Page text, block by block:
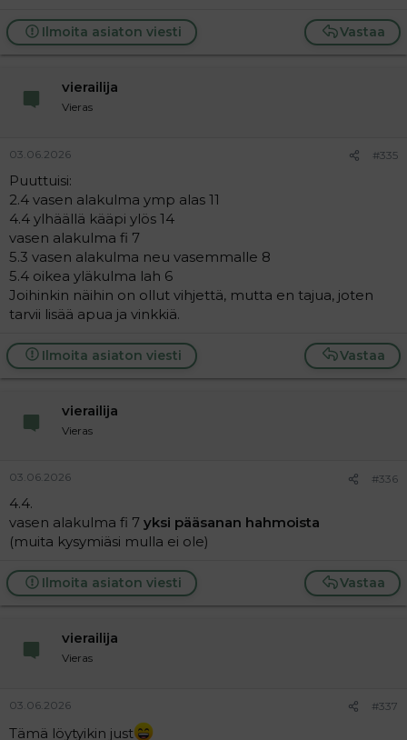
Vastaa
Ilmoita asiaton viesti
vierailija
Vieras
03.06.2026 #335
Puuttuisi:
2.4 vasen alakulma ymp alas 11
4.4 ylhäällä kääpi ylös 14
vasen alakulma fi 7
5.3 vasen alakulma neu vasemmalle 8
5.4 oikea yläkulma lah 6
Joihinkin näihin on ollut vihjettä, mutta en tajua, joten
tarvii lisää apua ja vinkkiä.
Vastaa
Ilmoita asiaton viesti
vierailija
Vieras
03.06.2026 #336
4.4.
vasen alakulma fi 7 yksi pääsanan hahmoista
(muita kysymiäsi mulla ei ole)
Vastaa
Ilmoita asiaton viesti
vierailija
Vieras
03.06.2026 #337
Tämä löytyikin just